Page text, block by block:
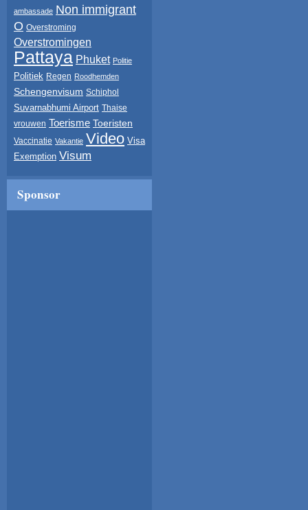
ambassade Non immigrant
O Overstroming
Overstromingen
Pattaya Phuket Politie
Politiek Regen Roodhemden
Schengenvisum Schiphol
Suvarnabhumi Airport Thaise
vrouwen Toerisme Toeristen
Vaccinatie Vakantie Video Visa
Exemption Visum
Sponsor